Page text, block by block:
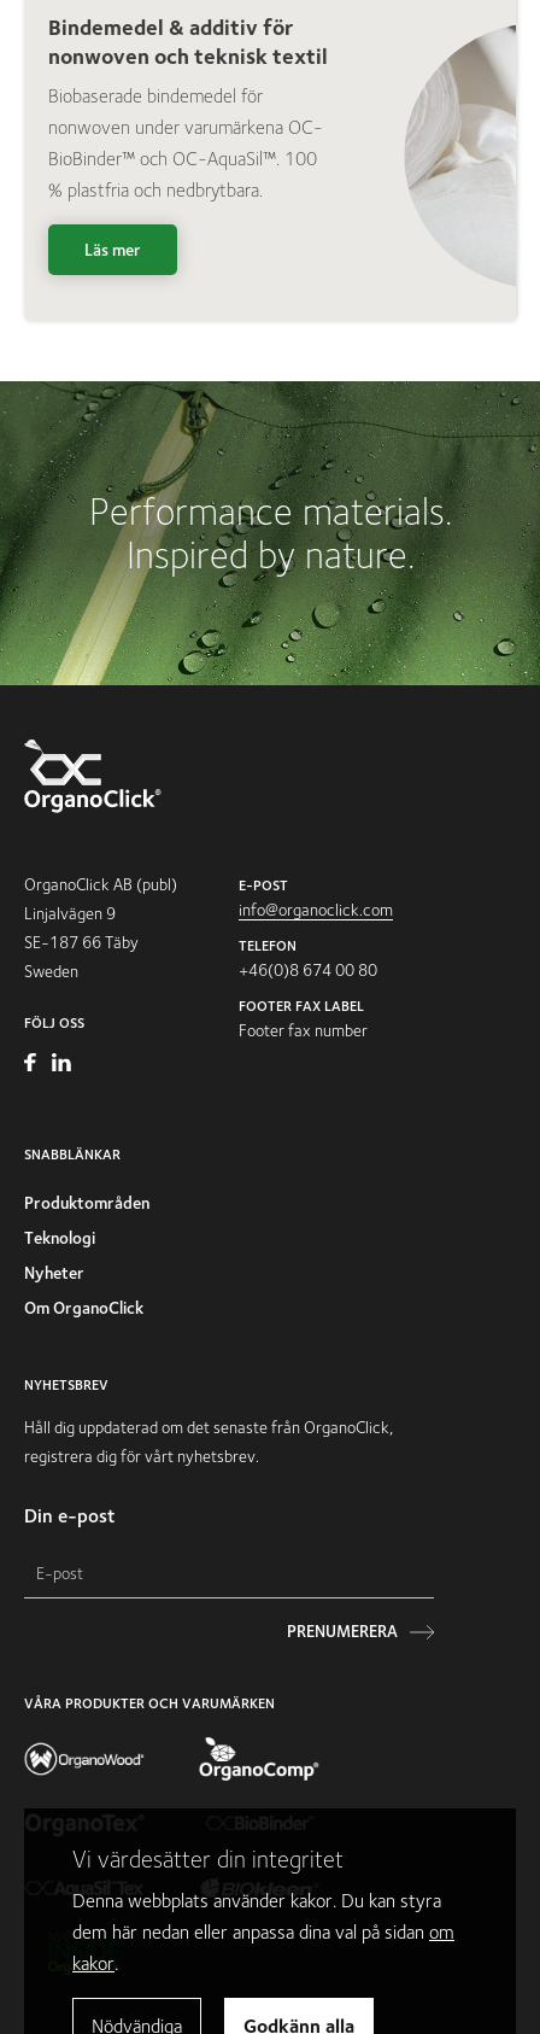
Bindemedel & additiv för
nonwoven och teknisk textil
Biobaserade bindemedel för
nonwoven under varumärkena OC-
BioBinder™ och OC-AquaSil™. 100
% plastfria och nedbrytbara.
Läs mer
Performance materials.
Inspired by nature.
OrganoClick AB (publ)
Linjalvägen 9
SE-187 66 Täby
Sweden
FÖLJ OSS
E-POST
info@organoclick.com
TELEFON
+46(0)8 674 00 80
FOOTER FAX LABEL
Footer fax number
SNABBLÄNKAR
Produktområden
Teknologi
Nyheter
Om OrganoClick
NYHETSBREV
Håll dig uppdaterad om det senaste från OrganoClick,
registrera dig för vårt nyhetsbrev.
Din e-post
PRENUMERERA
VÅRA PRODUKTER OCH VARUMÄRKEN
Vi värdesätter din integritet
Denna webbplats använder kakor. Du kan styra
dem här nedan eller anpassa dina val på sidan om
kakor.
Nödvändiga Godkänn alla